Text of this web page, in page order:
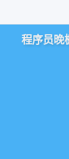
程序员晚